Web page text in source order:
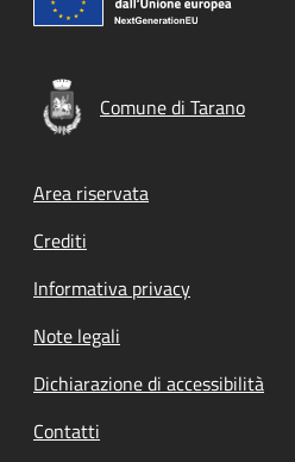
Comune di Tarano
Footer menu
Area riservata
Crediti
Informativa privacy
Note legali
Dichiarazione di accessibilità
Contatti